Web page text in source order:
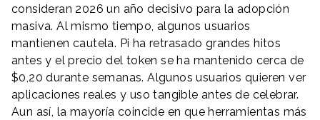
consideran 2026 un año decisivo para la adopción
masiva. Al mismo tiempo, algunos usuarios
mantienen cautela. Pi ha retrasado grandes hitos
antes y el precio del token se ha mantenido cerca de
$0,20 durante semanas. Algunos usuarios quieren ver
aplicaciones reales y uso tangible antes de celebrar.
Aun así, la mayoría coincide en que herramientas más